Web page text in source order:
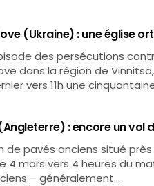
(Ukraine) : une église
des persécutions
dans la région de
vers 11h une
: encore un vol
de pavés anciens situé
4 mars vers 4 heures du
– généralement…